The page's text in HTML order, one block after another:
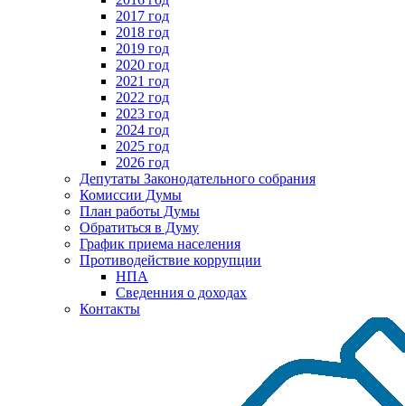
2017 год
2018 год
2019 год
2020 год
2021 год
2022 год
2023 год
2024 год
2025 год
2026 год
Депутаты Законодательного собрания
Комиссии Думы
План работы Думы
Обратиться в Думу
График приема населения
Противодействие коррупции
НПА
Сведенния о доходах
Контакты